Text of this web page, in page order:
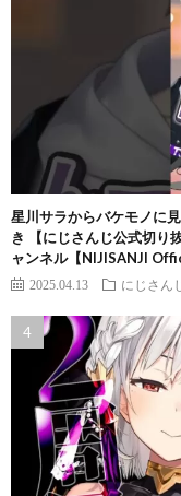
星川サラからバケモノに
き 【にじさんじ公式切り
ャンネル【NIJISANJI
2025.04.13 にじさん